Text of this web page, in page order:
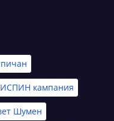
кампания
Шумен